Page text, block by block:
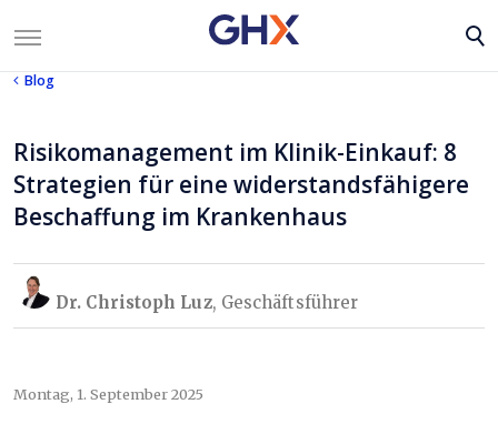
Blog
Risikomanagement im Klinik-Einkauf: 8
Strategien für eine widerstandsfähigere
Beschaffung im Krankenhaus
Dr. Christoph Luz, Geschäftsführer
Montag, 1. September 2025